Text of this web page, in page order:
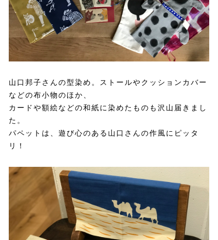
山口邦子さんの型染め。ストールやクッションカバー
などの布小物のほか、
カードや額絵などの和紙に染めたものも沢山届きまし
た。
パペットは、遊び心のある山口さんの作風にピッタ
リ！